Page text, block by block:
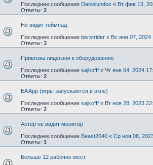
Последнее сообщение Danielundox « Вт фев 13,
Ответы: 2
Не видит геймпад
Последнее сообщение berstrider « Вс янв 07, 2024
Ответы: 3
Привязка лицензии к оборудованию
Последнее сообщение sajkofff « Чт янв 04, 2024
Ответы: 2
EA App (игры запускаются в окне)
Последнее сообщение sajkofff « Вт ноя 28, 2023
Ответы: 2
Астер не видит монитор
Последнее сообщение Beast2040 « Ср ноя 08,
Ответы: 1
Больше 12 рабочих мест